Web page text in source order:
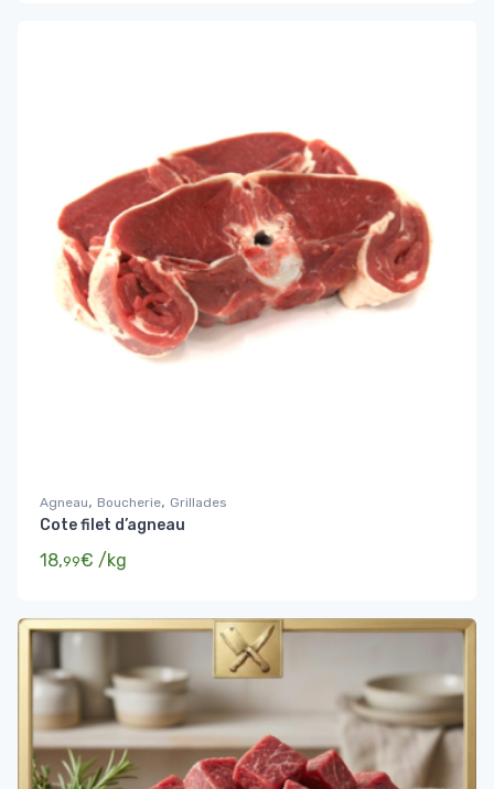
Agneau, Boucherie, Grillades
Cote filet d’agneau
18,99€ /kg